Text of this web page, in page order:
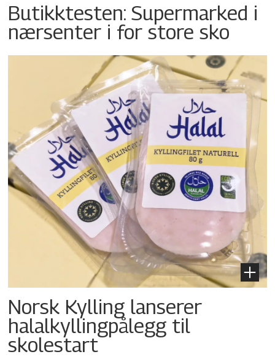
Butikktesten: Supermarked i
nærsenter i for store sko
Norsk Kylling lanserer
halalkylling­pålegg til
skolestart